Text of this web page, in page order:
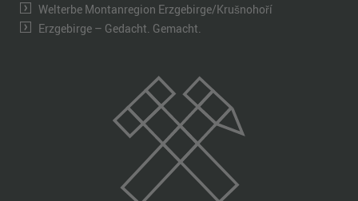
Welterbe Montanregion Erzgebirge/Krušnohoří
Erzgebirge – Gedacht. Gemacht.